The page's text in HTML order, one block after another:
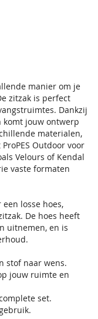
manier om je
zitzak is perfect
Dankzij
komt jouw ontwerp
materialen,
Outdoor voor
Velours of Kendal
vaste formaten
losse hoes,
De hoes heeft
uitnemen, en is
stof naar wens.
jouw ruimte en
set.